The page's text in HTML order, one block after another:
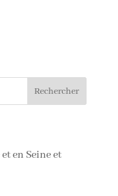
en Seine et